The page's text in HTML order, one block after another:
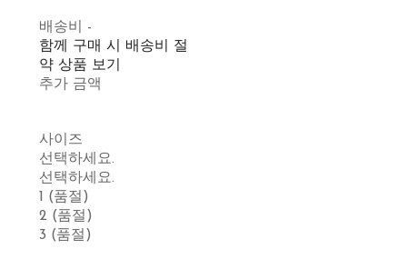
배송비 -
함께 구매 시 배송비 절
약 상품 보기
추가 금액
사이즈
선택하세요.
선택하세요.
1 (품절)
2 (품절)
3 (품절)